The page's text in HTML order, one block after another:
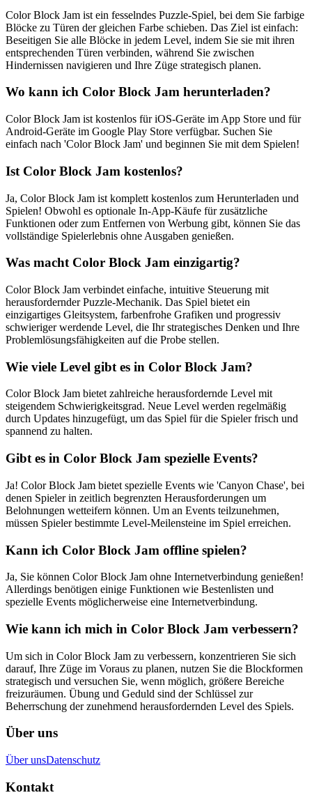
Color Block Jam ist ein fesselndes Puzzle-Spiel, bei dem Sie farbige
Blöcke zu Türen der gleichen Farbe schieben. Das Ziel ist einfach:
Beseitigen Sie alle Blöcke in jedem Level, indem Sie sie mit ihren
entsprechenden Türen verbinden, während Sie zwischen
Hindernissen navigieren und Ihre Züge strategisch planen.
Wo kann ich Color Block Jam herunterladen?
Color Block Jam ist kostenlos für iOS-Geräte im App Store und für
Android-Geräte im Google Play Store verfügbar. Suchen Sie
einfach nach 'Color Block Jam' und beginnen Sie mit dem Spielen!
Ist Color Block Jam kostenlos?
Ja, Color Block Jam ist komplett kostenlos zum Herunterladen und
Spielen! Obwohl es optionale In-App-Käufe für zusätzliche
Funktionen oder zum Entfernen von Werbung gibt, können Sie das
vollständige Spielerlebnis ohne Ausgaben genießen.
Was macht Color Block Jam einzigartig?
Color Block Jam verbindet einfache, intuitive Steuerung mit
herausfordernder Puzzle-Mechanik. Das Spiel bietet ein
einzigartiges Gleitsystem, farbenfrohe Grafiken und progressiv
schwieriger werdende Level, die Ihr strategisches Denken und Ihre
Problemlösungsfähigkeiten auf die Probe stellen.
Wie viele Level gibt es in Color Block Jam?
Color Block Jam bietet zahlreiche herausfordernde Level mit
steigendem Schwierigkeitsgrad. Neue Level werden regelmäßig
durch Updates hinzugefügt, um das Spiel für die Spieler frisch und
spannend zu halten.
Gibt es in Color Block Jam spezielle Events?
Ja! Color Block Jam bietet spezielle Events wie 'Canyon Chase', bei
denen Spieler in zeitlich begrenzten Herausforderungen um
Belohnungen wetteifern können. Um an Events teilzunehmen,
müssen Spieler bestimmte Level-Meilensteine im Spiel erreichen.
Kann ich Color Block Jam offline spielen?
Ja, Sie können Color Block Jam ohne Internetverbindung genießen!
Allerdings benötigen einige Funktionen wie Bestenlisten und
spezielle Events möglicherweise eine Internetverbindung.
Wie kann ich mich in Color Block Jam verbessern?
Um sich in Color Block Jam zu verbessern, konzentrieren Sie sich
darauf, Ihre Züge im Voraus zu planen, nutzen Sie die Blockformen
strategisch und versuchen Sie, wenn möglich, größere Bereiche
freizuräumen. Übung und Geduld sind der Schlüssel zur
Beherrschung der zunehmend herausfordernden Level des Spiels.
Über uns
Über unsDatenschutz
Kontakt